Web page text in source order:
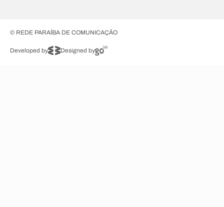
© REDE PARAÍBA DE COMUNICAÇÃO
Developed by Designed by